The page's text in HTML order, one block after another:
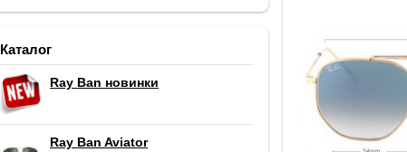
Каталог
Ray Ban новинки
Ray Ban Aviator